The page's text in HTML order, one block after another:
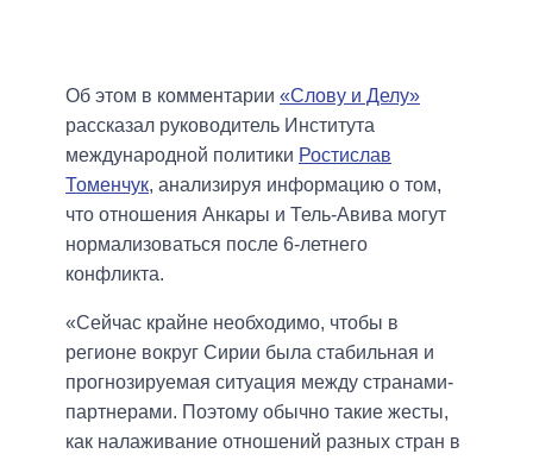
Об этом в комментарии «Слову и Делу»
рассказал руководитель Института
международной политики Ростислав
Томенчук, анализируя информацию о том,
что отношения Анкары и Тель-Авива могут
нормализоваться после 6-летнего
конфликта.
«Сейчас крайне необходимо, чтобы в
регионе вокруг Сирии была стабильная и
прогнозируемая ситуация между странами-
партнерами. Поэтому обычно такие жесты,
как налаживание отношений разных стран в